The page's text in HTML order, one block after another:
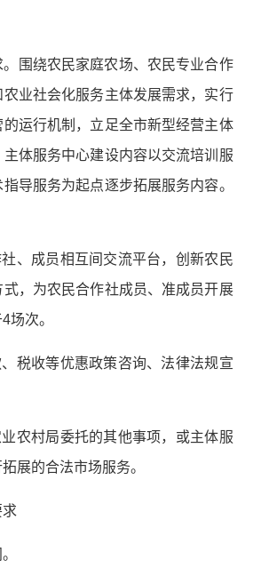
。围绕农民家庭农场、农民专业合作
业社会化服务主体发展需求，实行
运行机制，立足全市新型经营主体
体服务中心建设内容以交流培训服
导服务为起点逐步拓展服务内容。
、成员相互间交流平台，创新农民
，为农民合作社成员、准成员开展
场次。
税收等优惠政策咨询、法律法规宣
农村局委托的其他事项，或主体服
展的合法市场服务。